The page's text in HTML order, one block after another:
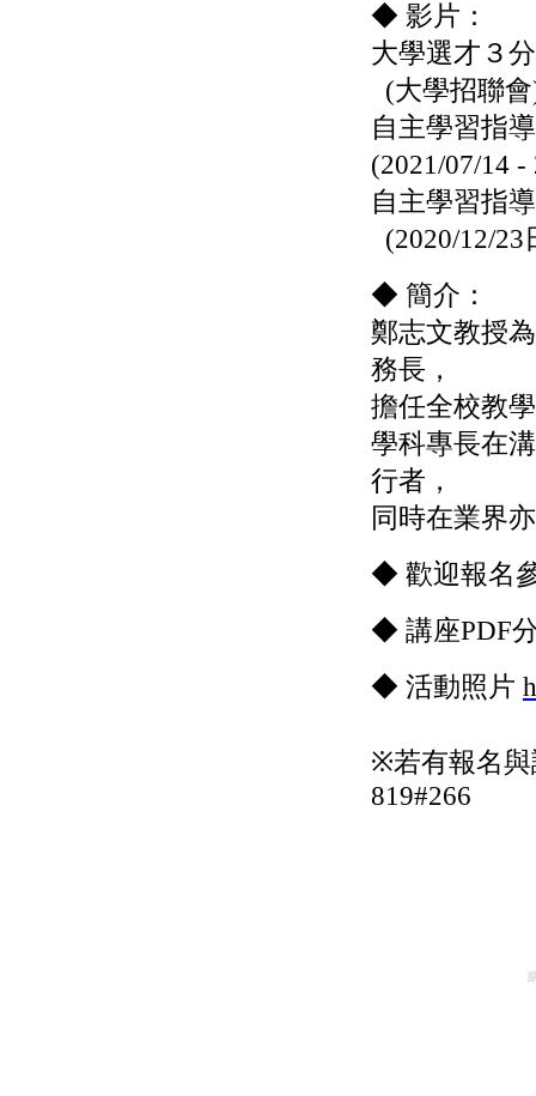
◆ 影片：
大學選才３
(大學招聯
自主學習指
(2021/07/14
自主學習指
(2020/12/23
◆ 簡介：
鄭志文教授
務長，
擔任全校教
學科專長在
行者，
同時在業界
◆ 歡迎報名
◆ 講座PDF
◆ 活動照片
※若有報名與
819#266